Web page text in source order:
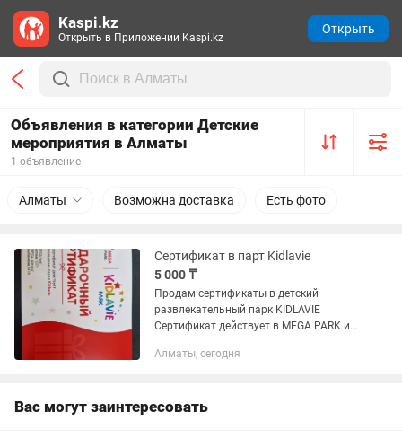
Объявления в категории Детские
мероприятия в Алматы
1 объявление
Алматы Возможна доставка Есть фото
Сертификат в парт Kidlavie
5 000 ₸
Продам сертификаты в детский
развлекательный парк KIDLAVIE
Сертификат действует в MEGA PARK и
- 5 000 тг
Алматы, сегодня
Вас могут заинтересовать
Kaspi.kz
Открыть в Приложении Kaspi.kz
Открыть